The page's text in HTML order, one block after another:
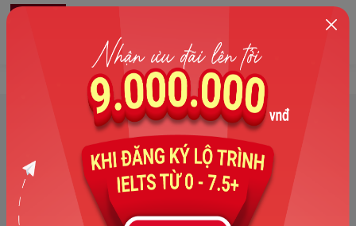
Tuyển dụng>Trợ Giảng Part-time
Trợ Giảng Part-time
1. Địa điểm làm việc: Cơ sở Đống Đa (Số 236 Nguyễn Văn
Tuyết) hoặc cơ sở Hà Đông (Số 37 Lê Trọng Tấn).